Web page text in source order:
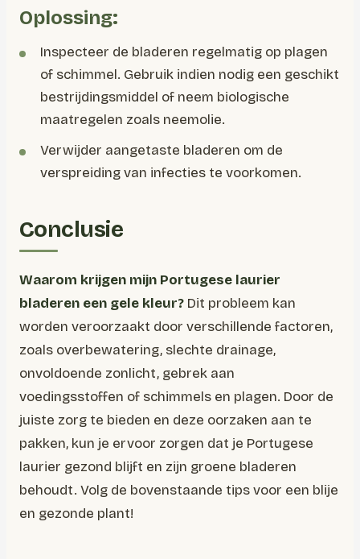
Oplossing:
Inspecteer de bladeren regelmatig op plagen
of schimmel. Gebruik indien nodig een geschikt
bestrijdingsmiddel of neem biologische
maatregelen zoals neemolie.
Verwijder aangetaste bladeren om de
verspreiding van infecties te voorkomen.
Conclusie
Waarom krijgen mijn Portugese laurier
bladeren een gele kleur? Dit probleem kan
worden veroorzaakt door verschillende factoren,
zoals overbewatering, slechte drainage,
onvoldoende zonlicht, gebrek aan
voedingsstoffen of schimmels en plagen. Door de
juiste zorg te bieden en deze oorzaken aan te
pakken, kun je ervoor zorgen dat je Portugese
laurier gezond blijft en zijn groene bladeren
behoudt. Volg de bovenstaande tips voor een blije
en gezonde plant!